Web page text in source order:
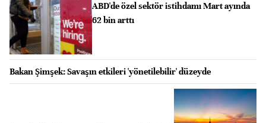
ABD'de özel sektör istihdamı Mart ayında
62 bin arttı
Bakan Şimşek: Savaşın etkileri 'yönetilebilir' düzeyde